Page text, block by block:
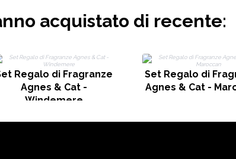
acquistato di recente:
Regalo di Fragranze
Agnes & Cat -
Windemere
Set Regalo di
Agnes & Cat -